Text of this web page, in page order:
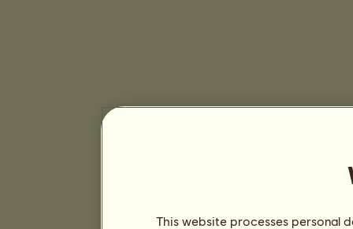
This website processes personal